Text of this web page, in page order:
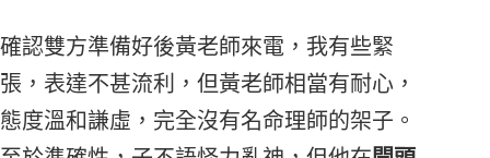
確認雙方準備好後黃老師來電，我有些緊
張，表達不甚流利，但黃老師相當有耐心，
態度溫和謙虛，完全沒有名命理師的架子。